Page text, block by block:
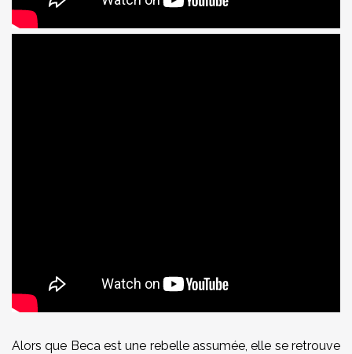
Alors que Beca est une rebelle assumée, elle se retrouve